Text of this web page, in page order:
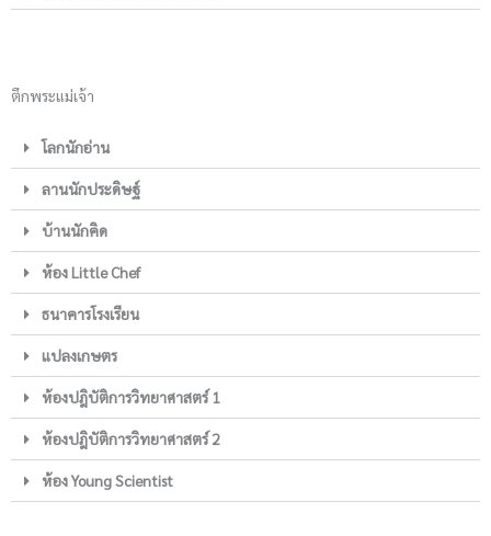
ตึกพระแม่เจ้า
โลกนักอ่าน
ลานนักประดิษฐ์
บ้านนักคิด
ห้อง Little Chef
ธนาคารโรงเรียน
แปลงเกษตร
ห้องปฎิบัติการวิทยาศาสตร์ 1
ห้องปฎิบัติการวิทยาศาสตร์ 2
ห้อง Young Scientist